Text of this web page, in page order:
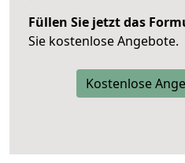
Füllen Sie jetzt das
Sie kostenlose Angebote.
Kostenlose